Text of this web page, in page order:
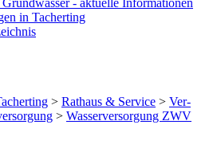
- aktuelle Informationen
in Tacherting
> Rathaus & Service > Ver-
> Wasserversorgung ZWV